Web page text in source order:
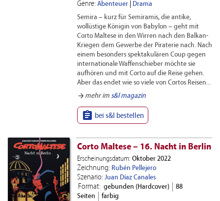
Genre: Abenteuer| Drama
Semira – kurz für Semiramis, die antike,
wollüstige Königin von Babylon – geht mit
Corto Maltese in den Wirren nach den Balkan-
Kriegen dem Gewerbe der Piraterie nach. Nach
einem besonders spektakulären Coup gegen
internationale Waffenschieber möchte sie
aufhören und mit Corto auf die Reise gehen.
Aber das endet wie so viele von Cortos Reisen...
arrow_forward mehr im s&l magazin
 bei s&l bestellen
Corto Maltese – 16. Nacht in Berlin
Erscheinungsdatum: Oktober 2022
Zeichnung: Rubén Pellejero
Szenario: Juan Díaz Canales
Format: gebunden (Hardcover)
88
Seiten
farbig